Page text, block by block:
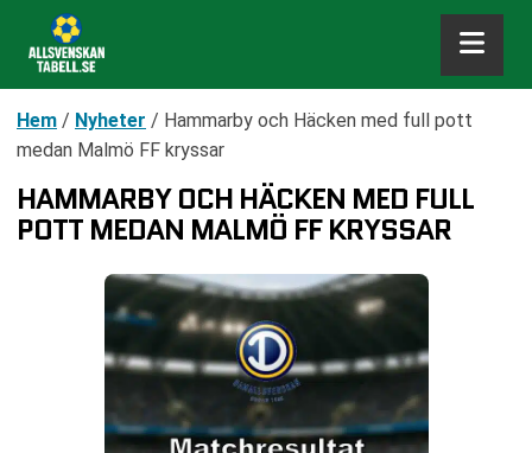
Hem / Nyheter / Hammarby och Häcken med full pott
medan Malmö FF kryssar
HAMMARBY OCH HÄCKEN MED FULL
POTT MEDAN MALMÖ FF KRYSSAR